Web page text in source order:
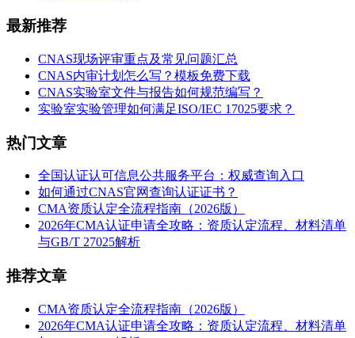
最新推荐
CNAS现场评审重点及常见问题汇总
CNAS内审计划怎么写？模板免费下载
CNAS实验室文件与报告如何规范编写？
实验室实验管理如何满足ISO/IEC 17025要求？
热门文章
全国认证认可信息公共服务平台：权威查询入口
如何通过CNAS官网查询认证证书？
CMA资质认定全流程指南（2026版）
2026年CMA认证申请全攻略：资质认定流程、材料清单
与GB/T 27025解析
推荐文章
CMA资质认定全流程指南（2026版）
2026年CMA认证申请全攻略：资质认定流程、材料清单